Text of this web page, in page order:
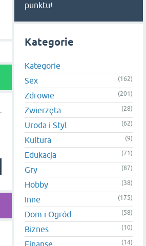
punktu!
Kategorie
Kategorie
Sex
(162)
Zdrowie (201)
Zwierzęta (28)
Uroda i Styl (62)
Kultura (9)
Edukacja (71)
Gry (87)
Hobby (38)
Inne (175)
Dom i Ogród (58)
Biznes (10)
Finanse (14)